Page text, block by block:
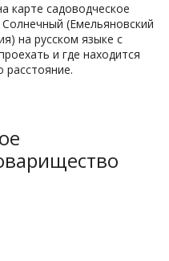
садоводческое
(Емельяновский
на русском языке с
и где находится
расстояние.